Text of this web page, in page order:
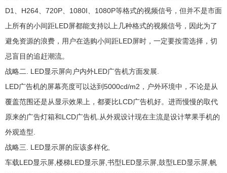
D1、H264、720P、1080I、1080P等格式的视频信号，但并不是市面
上所有的小间距LED屏都能支持以上几种格式的视频信号，因此为了
避免资源的浪费，用户在选购小间距LED屏时，一定要按需选择，切
忌盲目的追赶潮流。
战略二. LED显示屏向户内外LED广告机方面发展.
LED广告机的屏幕亮度可以达到5000cd/m2，户外环境中，不论是从
覆盖范围还是从显示效果上，都要比LCD广告机好。进而慢慢的取代
原来的广告灯箱和LCD广告机.从外观设计现在主流是设计苹果手机的
外观造型.
战略三. LED显示屏的应该多样化,
车载LED显示屏,楼梯LED显示屏,书型LED显示屏,鼓型LED显示屏,帆